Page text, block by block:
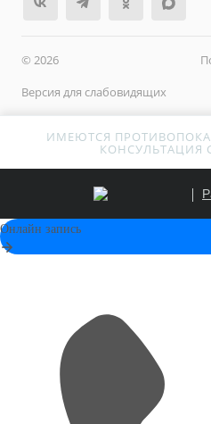
© 2026
Версия для слабовидящих
ИМЕЮТСЯ
КОНСУЛЬТАЦИЯ